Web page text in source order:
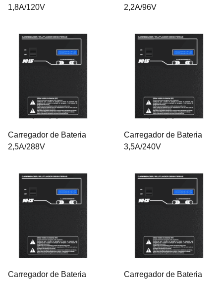
1,8A/120V
2,2A/96V
Carregador de Bateria
2,5A/288V
Carregador de Bateria
3,5A/240V
Carregador de Bateria
Carregador de Bateria